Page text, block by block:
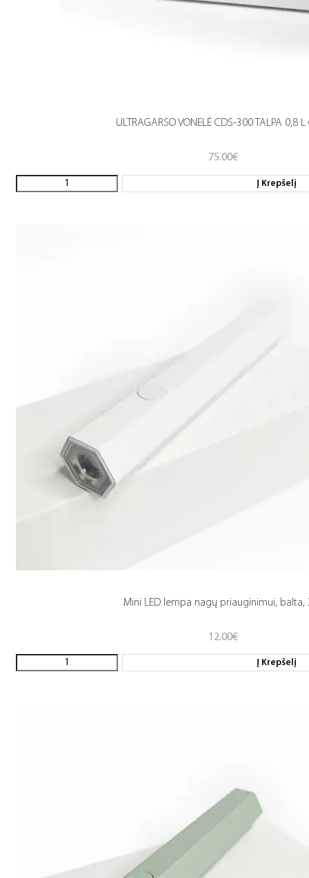
ULTRAGARSO VONELĖ CDS-300 TALPA 0,8
75.00€
Į Krepšelį
Mini LED lempa nagų priauginimui, balta,
12.00€
Į Krepšelį